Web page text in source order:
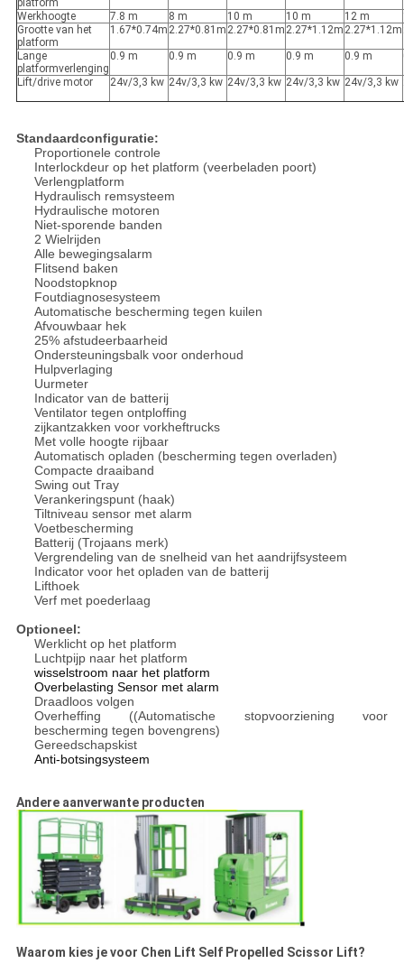
platform
Werkhoogte
7.8 m 8 m 10 m 10 m 12 m
Grootte van het
platform
1.67*0.74m 2.27*0.81m 2.27*0.81m 2.27*1.12m 2.27*1.12m
Lange
platformverlenging
0.9 m 0.9 m 0.9 m 0.9 m 0.9 m
Lift/drive motor 24v/3,3 kw 24v/3,3 kw 24v/3,3 kw 24v/3,3 kw 24v/3,3 kw
Standaardconfiguratie:
Proportionele controle
Interlockdeur op het platform (veerbeladen poort)
Verlengplatform
Hydraulisch remsysteem
Hydraulische motoren
Niet-sporende banden
2 Wielrijden
Alle bewegingsalarm
Flitsend baken
Noodstopknop
Foutdiagnosesysteem
Automatische bescherming tegen kuilen
Afvouwbaar hek
25% afstudeerbaarheid
Ondersteuningsbalk voor onderhoud
Hulpverlaging
Uurmeter
Indicator van de batterij
Ventilator tegen ontploffing
zijkantzakken voor vorkheftrucks
Met volle hoogte rijbaar
Automatisch opladen (bescherming tegen overladen)
Compacte draaiband
Swing out Tray
Verankeringspunt (haak)
Tiltniveau sensor met alarm
Voetbescherming
Batterij (Trojaans merk)
Vergrendeling van de snelheid van het aandrijfsysteem
Indicator voor het opladen van de batterij
Lifthoek
Verf met poederlaag
Optioneel:
Werklicht op het platform
Luchtpijp naar het platform
wisselstroom naar het platform
Overbelasting Sensor met alarm
Draadloos volgen
Overheffing ((Automatische stopvoorziening voor
bescherming tegen bovengrens)
Gereedschapskist
Anti-botsingsysteem
Andere aanverwante producten
Waarom kies je voor Chen Lift Self Propelled Scissor Lift?